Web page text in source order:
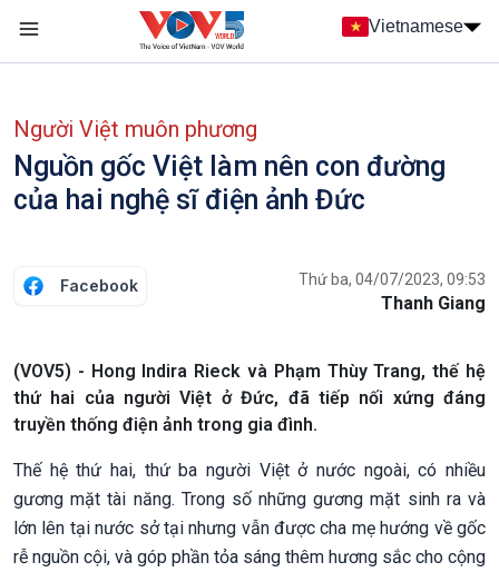
Nhảy đến nội dung
Vietnamese
Người Việt muôn phương
Nguồn gốc Việt làm nên con đường
của hai nghệ sĩ điện ảnh Đức
Facebook Thứ ba, 04/07/2023, 09:53
Thanh Giang
(VOV5) - Hong Indira Rieck và Phạm Thùy Trang, thế hệ
thứ hai của người Việt ở Đức, đã tiếp nối xứng đáng
truyền thống điện ảnh trong gia đình.
Thế hệ thứ hai, thứ ba người Việt ở nước ngoài, có nhiều
gương mặt tài năng. Trong số những gương mặt sinh ra và
lớn lên tại nước sở tại nhưng vẫn được cha mẹ hướng về gốc
rễ nguồn cội, và góp phần tỏa sáng thêm hương sắc cho cộng